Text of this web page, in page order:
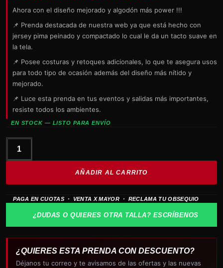
Ahora con el diseño mejorado y algodón más power !!!
📌 Prenda destacada de nuestra web ya que está hecho con
jersey pima peinado y compactado lo cual le da un tacto suave en
la tela.
📌 Posee costuras y retoques adicionales, lo que te asegura usos
para todo tipo de ocasión además del diseño más nítido y
mejorado.
📌 Luce esta prenda en tus eventos y salidas más importantes,
resiste todos los ambientes.
EN STOCK — LISTO PARA ENVÍO
Gorra
cantidad
AÑADIR AL CARRITO
PAGA EN CUOTAS · VENTA X MAYOR · RECLAMA TU OBSEQUIO
¿DUDAS O QUIERES OTRA TALLA? ESCRÍBENOS
¿QUIERES ESTA PRENDA CON DESCUENTO?
Déjanos tu correo y te avisamos de las ofertas y las nuevas